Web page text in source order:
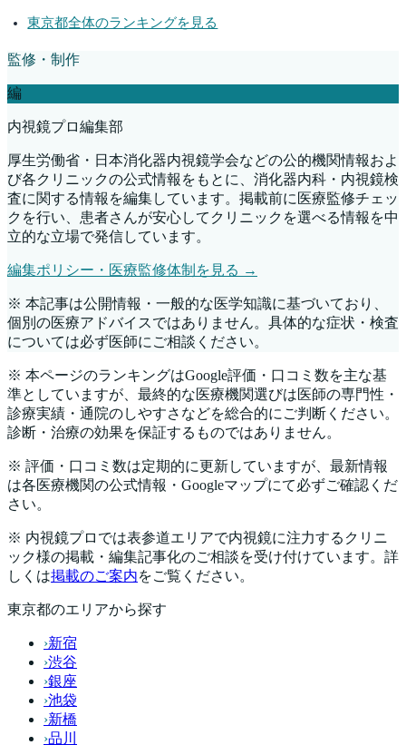
東京都全体のランキングを見る
監修・制作
編
内視鏡プロ編集部
厚生労働省・日本消化器内視鏡学会などの公的機関情報およ
び各クリニックの公式情報をもとに、消化器内科・内視鏡検
査に関する情報を編集しています。掲載前に医療監修チェッ
クを行い、患者さんが安心してクリニックを選べる情報を中
立的な立場で発信しています。
編集ポリシー・医療監修体制を見る →
※ 本記事は公開情報・一般的な医学知識に基づいており、
個別の医療アドバイスではありません。具体的な症状・検査
については必ず医師にご相談ください。
※ 本ページのランキングはGoogle評価・口コミ数を主な基
準としていますが、最終的な医療機関選びは医師の専門性・
診療実績・通院のしやすさなどを総合的にご判断ください。
診断・治療の効果を保証するものではありません。
※ 評価・口コミ数は定期的に更新していますが、最新情報
は各医療機関の公式情報・Googleマップにて必ずご確認くだ
さい。
※ 内視鏡プロでは表参道エリアで内視鏡に注力するクリニ
ック様の掲載・編集記事化のご相談を受け付けています。詳
しくは掲載のご案内をご覧ください。
東京都のエリアから探す
›新宿
›渋谷
›銀座
›池袋
›新橋
›品川